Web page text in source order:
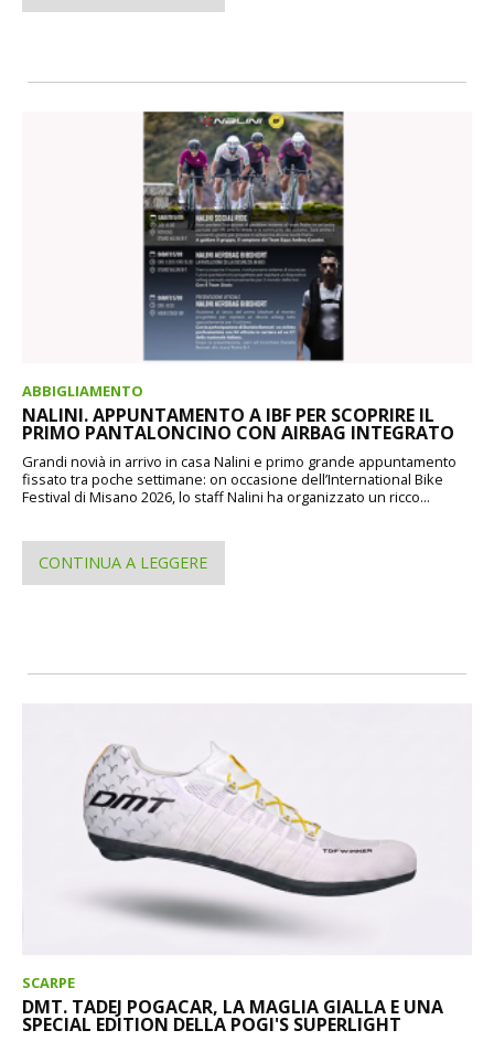
ABBIGLIAMENTO
NALINI. APPUNTAMENTO A IBF PER SCOPRIRE IL
PRIMO PANTALONCINO CON AIRBAG INTEGRATO
Grandi novià in arrivo in casa Nalini e primo grande appuntamento
fissato tra poche settimane: on occasione dell’International Bike
Festival di Misano 2026, lo staff Nalini ha organizzato un ricco...
CONTINUA A LEGGERE
SCARPE
DMT. TADEJ POGACAR, LA MAGLIA GIALLA E UNA
SPECIAL EDITION DELLA POGI'S SUPERLIGHT